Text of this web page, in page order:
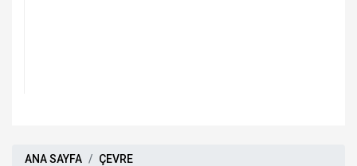
ANA SAYFA
ÇEVRE